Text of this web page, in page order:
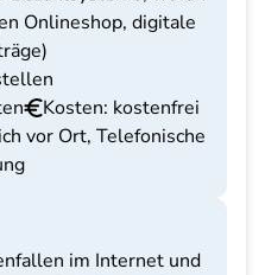
Onlineshop, digitale
Kosten: kostenfrei
vor Ort, Telefonische
im Internet und